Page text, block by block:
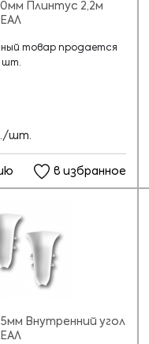
Плинтус 2,2м
товар продается
шт.
шт.
в избранное
Внутренний угол